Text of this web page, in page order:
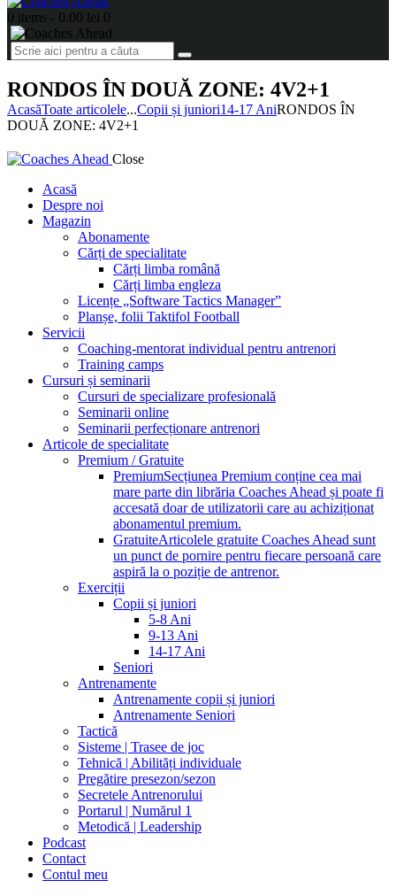
0 items - 0.00 lei 0
RONDOS ÎN DOUĂ ZONE: 4V2+1
AcasăToate articolele...Copii și juniori14-17 AniRONDOS ÎN
DOUĂ ZONE: 4V2+1
Close
Acasă
Despre noi
Magazin
Abonamente
Cărți de specialitate
Cărți limba română
Cărți limba engleza
Licențe „Software Tactics Manager”
Planșe, folii Taktifol Football
Servicii
Coaching-mentorat individual pentru antrenori
Training camps
Cursuri și seminarii
Cursuri de specializare profesională
Seminarii online
Seminarii perfecționare antrenori
Articole de specialitate
Premium / Gratuite
PremiumSecțiunea Premium conține cea mai
mare parte din librăria Coaches Ahead și poate fi
accesată doar de utilizatorii care au achiziționat
abonamentul premium.
GratuiteArticolele gratuite Coaches Ahead sunt
un punct de pornire pentru fiecare persoană care
aspiră la o poziție de antrenor.
Exerciții
Copii și juniori
5-8 Ani
9-13 Ani
14-17 Ani
Seniori
Antrenamente
Antrenamente copii și juniori
Antrenamente Seniori
Tactică
Sisteme | Trasee de joc
Tehnică | Abilități individuale
Pregătire presezon/sezon
Secretele Antrenorului
Portarul | Numărul 1
Metodică | Leadership
Podcast
Contact
Contul meu